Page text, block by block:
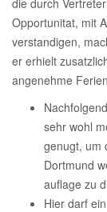
die durch
Opportunitat, mit
verstandigen,
er erhielt
angenehme
sehr wohl
genugt, um
Dortmund
auflage zu
Hier darf